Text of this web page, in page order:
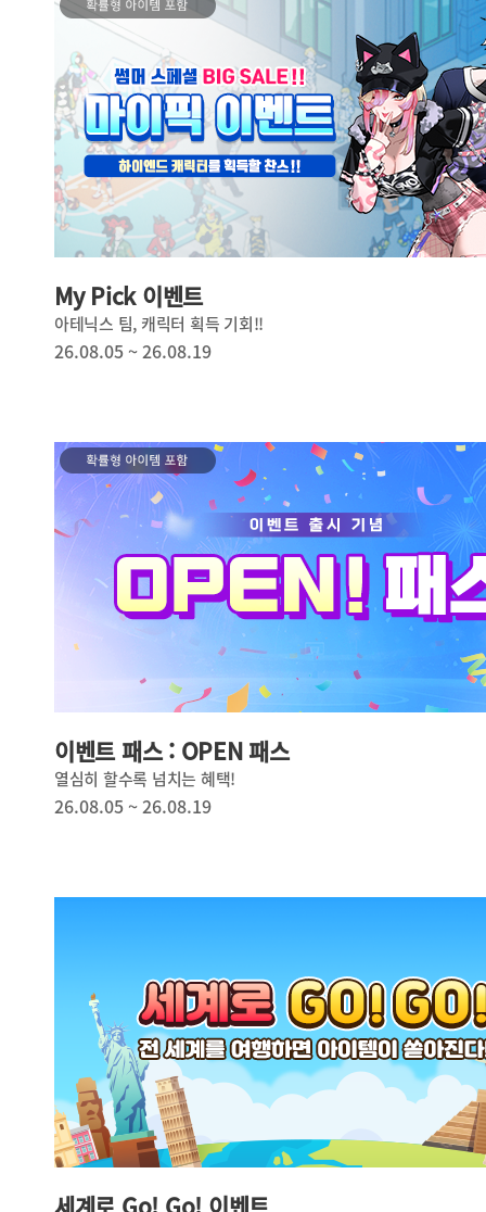
My Pick 이벤트
아테닉스 팀, 캐릭터 획득 기회!!
26.08.05 ~ 26.08.19
이벤트 패스 : OPEN 패스
열심히 할수록 넘치는 혜택!
26.08.05 ~ 26.08.19